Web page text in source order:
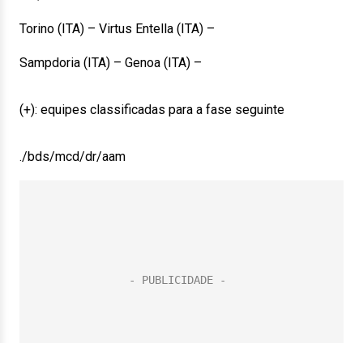
Torino (ITA) – Virtus Entella (ITA) –
Sampdoria (ITA) – Genoa (ITA) –
(+): equipes classificadas para a fase seguinte
./bds/mcd/dr/aam